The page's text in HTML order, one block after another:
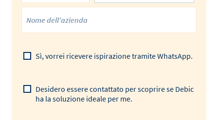
Sì, vorrei ricevere ispirazione tramite WhatsApp.
Desidero essere contattato per scoprire se Debic
ha la soluzione ideale per me.